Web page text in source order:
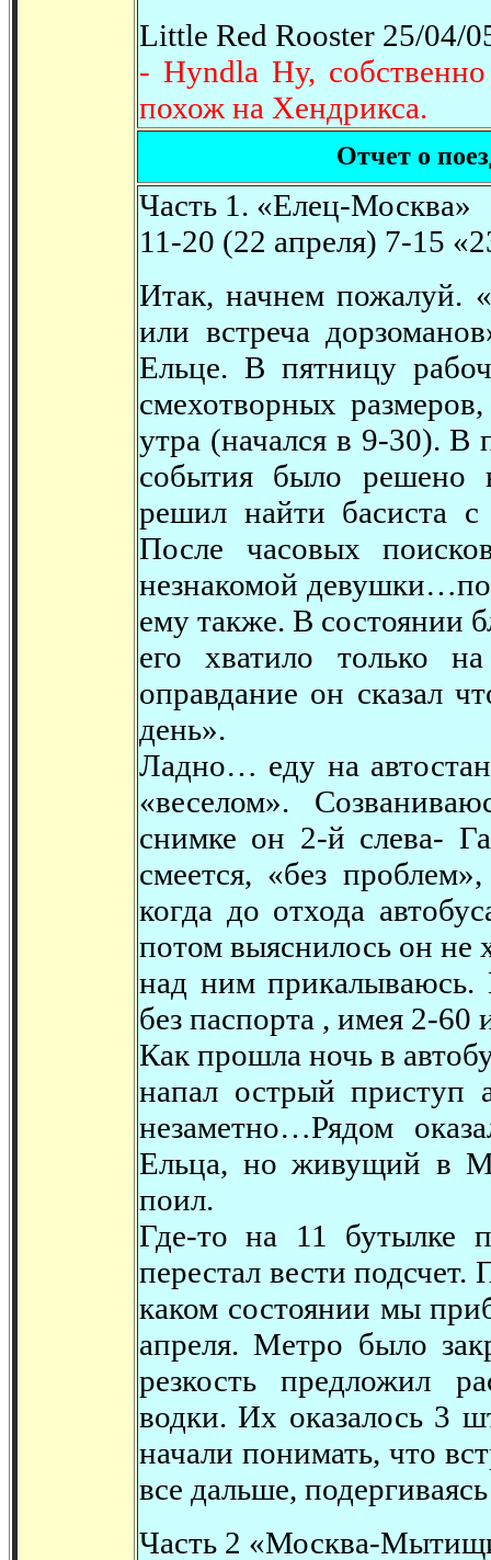
Little Red Rooster 25/04/
- Hyndla Ну,
похож на Хендрикса.
Отчет о
Часть 1. «Елец-Москва»
11-20 (22 апреля) 7-15
Итак, начнем пожалуй.
или встреча
Ельце. В пятницу
смехотворных
утра (начался в 9-30). В
события было решено
решил найти басиста
После часовых
незнакомой
ему также. В состоянии
его хватило только
оправдание он сказал
день».
Ладно… еду на
«веселом».
снимке он 2-й слева-
смеется, «без
когда до отхода
потом выяснилось он не
над ним
без паспорта , имея 2-60
Как прошла ночь в
напал острый приступ
незаметно…Рядом
Ельца, но живущий в
поил.
Где-то на 11 бутылке
перестал вести
каком состоянии мы
апреля. Метро было
резкость предложил
водки. Их оказалось 3
начали понимать, что
все дальше,
Часть 2 «Москва-